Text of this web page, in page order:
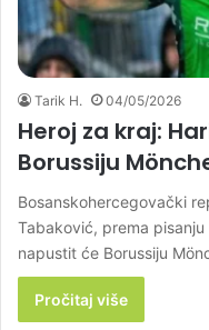
Tarik H. 04/05/2026
Heroj za kraj:
Borussiju
Bosanskohercegovački
Tabaković, prema
napustit će Borussiju
Pročitaj više